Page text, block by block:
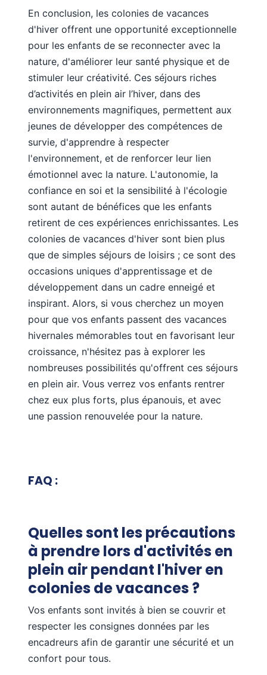
En conclusion, les colonies de vacances
d'hiver offrent une opportunité exceptionnelle
pour les enfants de se reconnecter avec la
nature, d'améliorer leur santé physique et de
stimuler leur créativité. Ces séjours riches
d’activités en plein air l’hiver, dans des
environnements magnifiques, permettent aux
jeunes de développer des compétences de
survie, d'apprendre à respecter
l'environnement, et de renforcer leur lien
émotionnel avec la nature. L'autonomie, la
confiance en soi et la sensibilité à l'écologie
sont autant de bénéfices que les enfants
retirent de ces expériences enrichissantes. Les
colonies de vacances d'hiver sont bien plus
que de simples séjours de loisirs ; ce sont des
occasions uniques d'apprentissage et de
développement dans un cadre enneigé et
inspirant. Alors, si vous cherchez un moyen
pour que vos enfants passent des vacances
hivernales mémorables tout en favorisant leur
croissance, n'hésitez pas à explorer les
nombreuses possibilités qu'offrent ces séjours
en plein air. Vous verrez vos enfants rentrer
chez eux plus forts, plus épanouis, et avec
une passion renouvelée pour la nature.
FAQ :
Quelles sont les précautions
à prendre lors d'activités en
plein air pendant l'hiver en
colonies de vacances ?
Vos enfants sont invités à bien se couvrir et
respecter les consignes données par les
encadreurs afin de garantir une sécurité et un
confort pour tous.